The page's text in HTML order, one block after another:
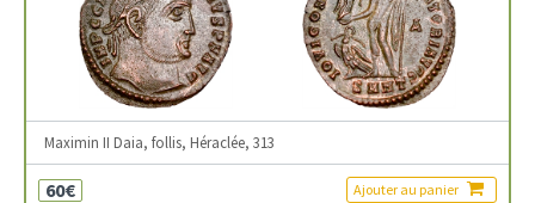
Maximin II Daia, follis, Héraclée, 313
60€ Ajouter au panier